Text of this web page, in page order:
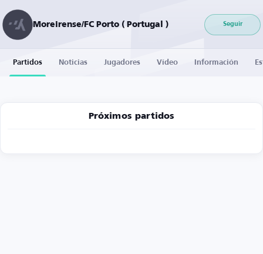
Moreirense/FC Porto ( Portugal ) Seguir
Partidos Noticias Jugadores Vídeo Información
Próximos partidos